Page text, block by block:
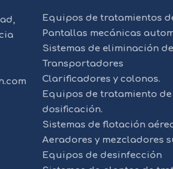
Equipos de tratamientos
Pantallas mecánicas
Sistemas de eliminación
Transportadores
Clarificadores y colonos.
Equipos de tratamiento
dosificación.
Sistemas de flotación
Aeradores y mezcladores
Equipos de desinfección